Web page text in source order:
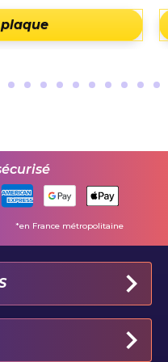
*en France métropolitaine